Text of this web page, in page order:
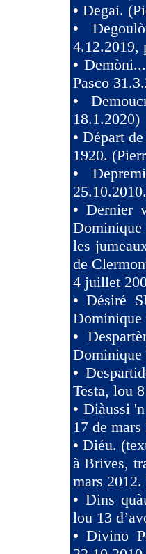
• Degai.
•
4.12.2019,
•
Pasco
•
18.1.2020)
• Départ
1920.
•
•Dernier
les
de
4 juillet
•Désiré
Dominique
•
Dominique
•
Testa, lou
• Diàussi
17 de
• Diéu.
à Brives,
mars 2012.
• Dins
lou 13
•Divino